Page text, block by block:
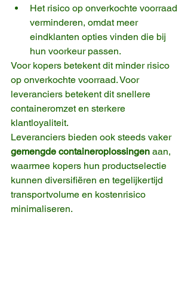
Het risico op onverkochte voorraad
verminderen, omdat meer
eindklanten opties vinden die bij
hun voorkeur passen.
Voor kopers betekent dit minder risico
op onverkochte voorraad. Voor
leveranciers betekent dit snellere
containeromzet en sterkere
klantloyaliteit.
Leveranciers bieden ook steeds vaker
gemengde containeroplossingen aan,
waarmee kopers hun productselectie
kunnen diversifiëren en tegelijkertijd
transportvolume en kostenrisico
minimaliseren.